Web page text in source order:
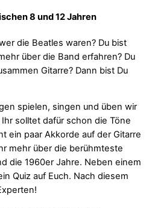
8 und 12 Jahren
die Beatles waren? Du bist
über die Band erfahren? Du
Gitarre? Dann bist Du
spielen, singen und üben wir
solltet dafür schon die Töne
ein paar Akkorde auf der Gitarre
mehr über die berühmteste
die 1960er Jahre. Neben einem
Quiz auf Euch. Nach diesem